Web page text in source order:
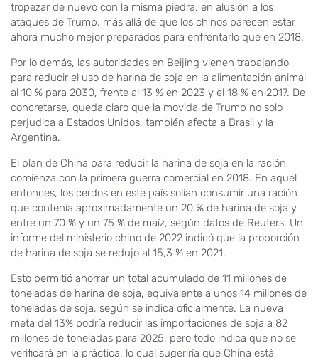
tropezar de nuevo con la misma piedra, en alusión a los
ataques de Trump, más allá de que los chinos parecen estar
ahora mucho mejor preparados para enfrentarlo que en 2018.
Por lo demás, las autoridades en Beijing vienen trabajando
para reducir el uso de harina de soja en la alimentación animal
al 10 % para 2030, frente al 13 % en 2023 y el 18 % en 2017. De
concretarse, queda claro que la movida de Trump no solo
perjudica a Estados Unidos, también afecta a Brasil y la
Argentina.
El plan de China para reducir la harina de soja en la ración
comienza con la primera guerra comercial en 2018. En aquel
entonces, los cerdos en este país solían consumir una ración
que contenía aproximadamente un 20 % de harina de soja y
entre un 70 % y un 75 % de maíz, según datos de Reuters. Un
informe del ministerio chino de 2022 indicó que la proporción
de harina de soja se redujo al 15,3 % en 2021.
Esto permitió ahorrar un total acumulado de 11 millones de
toneladas de harina de soja, equivalente a unos 14 millones de
toneladas de soja, según se indica oficialmente. La nueva
meta del 13% podría reducir las importaciones de soja a 82
millones de toneladas para 2025, pero todo indica que no se
verificará en la práctica, lo cual sugeriría que China está